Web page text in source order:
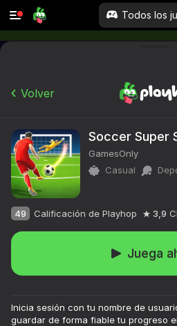
Volver
Soccer Super
GamesOnly
Casual
49 Calificación de Playhop 3,9
Juega
Inicia sesión con tu nombre de
guardar de forma fiable tu progreso